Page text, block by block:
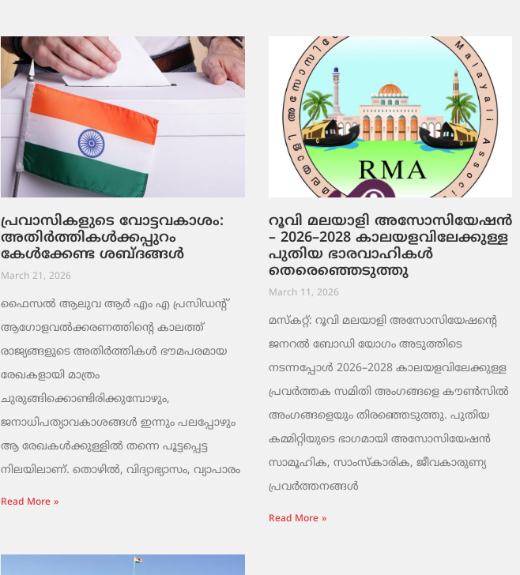
പ്രവാസികളുടെ വോട്ടവകാശം:
അതിർത്തികൾക്കപ്പുറം
കേൾക്കേണ്ട ശബ്ദങ്ങൾ
March 21, 2026
ഫൈസൽ ആലുവ ആർ എം എ പ്രസിഡന്റ്
ആഗോളവൽക്കരണത്തിന്റെ കാലത്ത്
രാജ്യങ്ങളുടെ അതിർത്തികൾ ഭൗമപരമായ
രേഖകളായി മാത്രം
ചുരുങ്ങിക്കൊണ്ടിരിക്കുമ്പോഴും,
ജനാധിപത്യാവകാശങ്ങൾ ഇന്നും പലപ്പോഴും
ആ രേഖകൾക്കുള്ളിൽ തന്നെ പൂട്ടപ്പെട്ട
നിലയിലാണ്. തൊഴിൽ, വിദ്യാഭ്യാസം, വ്യാപാരം
Read More »
റൂവി മലയാളി അസോസിയേഷൻ
– 2026–2028 കാലയളവിലേക്കുള്ള
പുതിയ ഭാരവാഹികൾ
തെരെഞ്ഞെടുത്തു
March 11, 2026
മസ്കറ്റ്: റൂവി മലയാളി അസോസിയേഷന്റെ
ജനറൽ ബോഡി യോഗം അടുത്തിടെ
നടന്നപ്പോൾ 2026–2028 കാലയളവിലേക്കുള്ള
പ്രവർത്തക സമിതി അംഗങ്ങളെ കൗൺസിൽ
അംഗങ്ങളെയും തിരഞ്ഞെടുത്തു. പുതിയ
കമ്മിറ്റിയുടെ ഭാഗമായി അസോസിയേഷൻ
സാമൂഹിക, സാംസ്‌കാരിക, ജീവകാരുണ്യ
പ്രവർത്തനങ്ങൾ
Read More »